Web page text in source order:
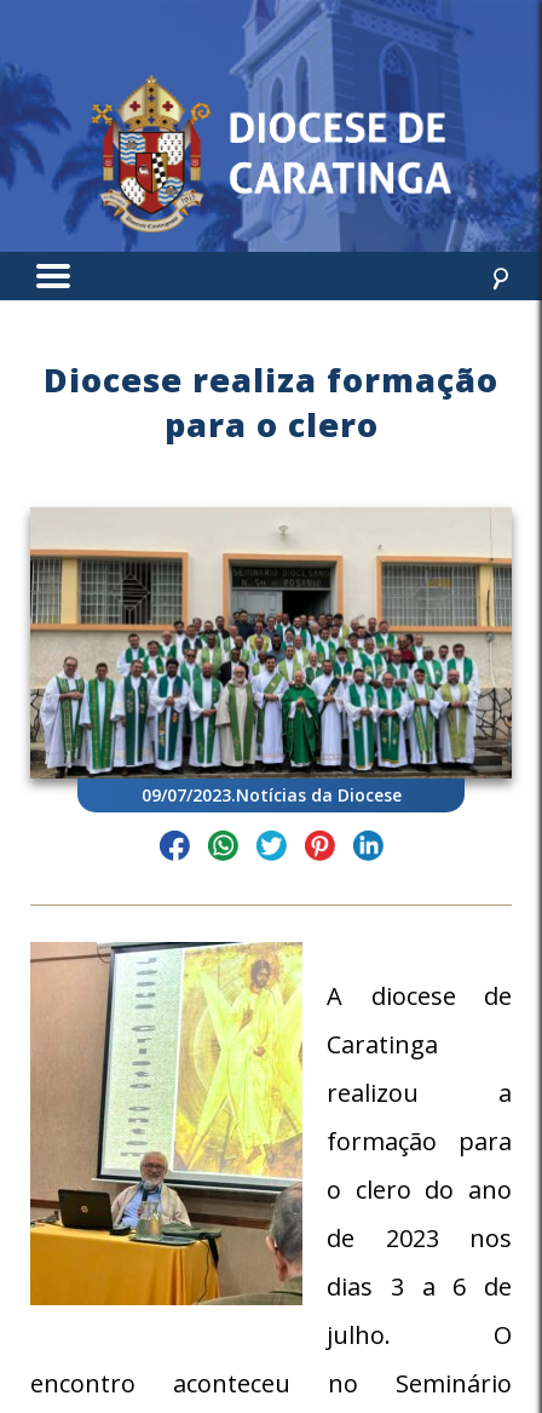
Diocese realiza formação
para o clero
09/07/2023.Notícias da Diocese
A diocese de
Caratinga
realizou a
formação para
o clero do ano
de 2023 nos
dias 3 a 6 de
julho. O
encontro aconteceu no Seminário